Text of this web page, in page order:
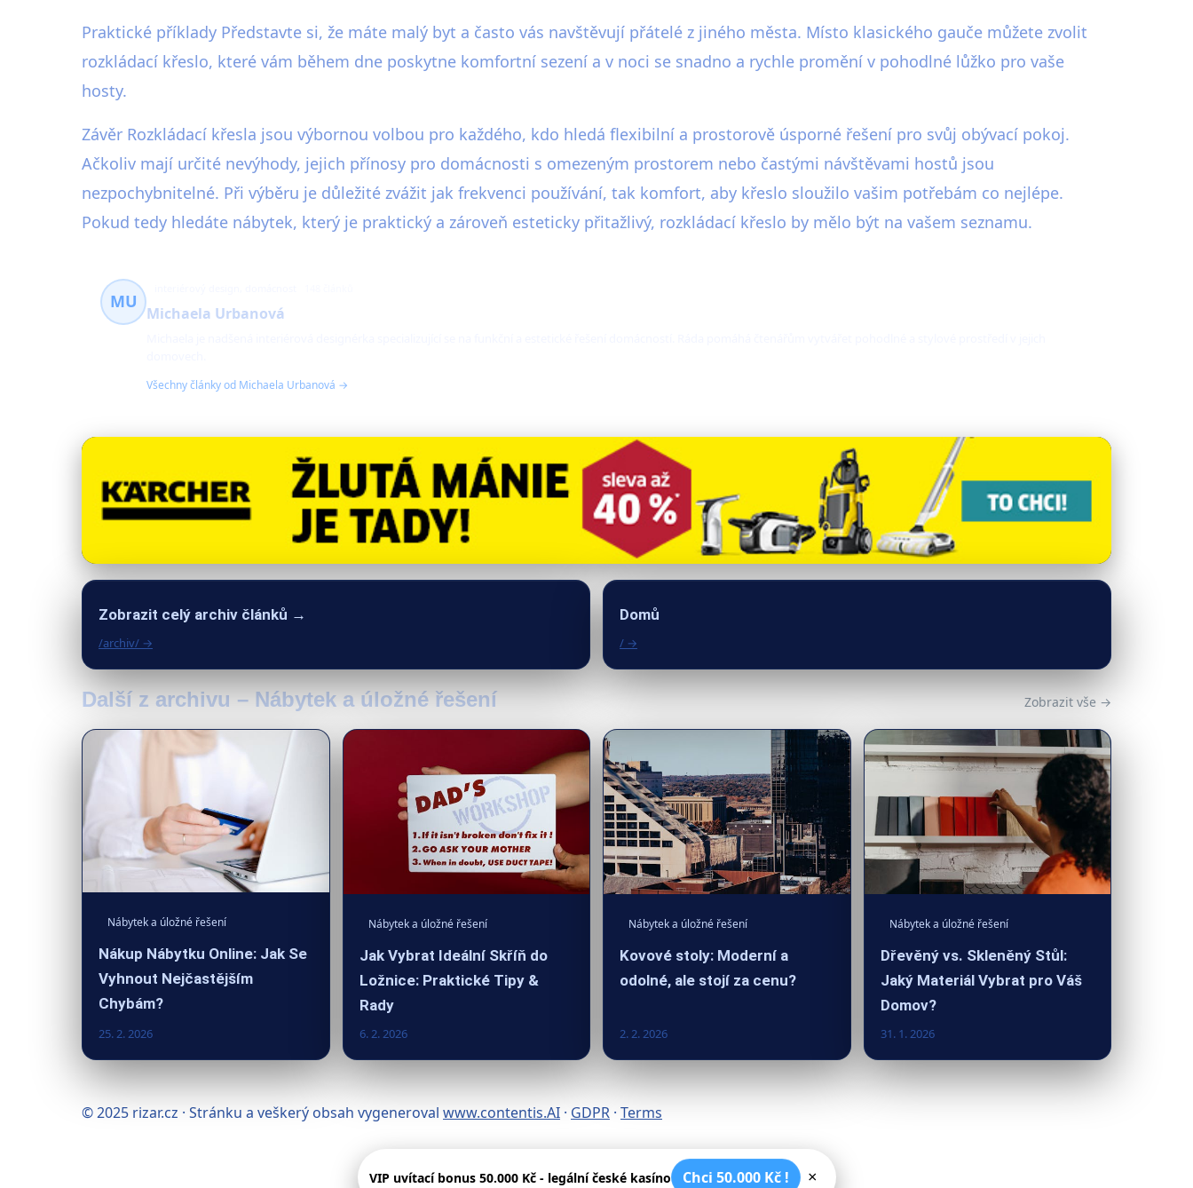
Praktické příklady Představte si, že máte malý byt a často vás navštěvují přátelé z jiného města. Místo klasického gauče můžete zvolit
rozkládací křeslo, které vám během dne poskytne komfortní sezení a v noci se snadno a rychle promění v pohodlné lůžko pro vaše
hosty.
Závěr Rozkládací křesla jsou výbornou volbou pro každého, kdo hledá flexibilní a prostorově úsporné řešení pro svůj obývací pokoj.
Ačkoliv mají určité nevýhody, jejich přínosy pro domácnosti s omezeným prostorem nebo častými návštěvami hostů jsou
nezpochybnitelné. Při výběru je důležité zvážit jak frekvenci používání, tak komfort, aby křeslo sloužilo vašim potřebám co nejlépe.
Pokud tedy hledáte nábytek, který je praktický a zároveň esteticky přitažlivý, rozkládací křeslo by mělo být na vašem seznamu.
MU
Michaela Urbanová
Všechny články od Michaela Urbanová →
Zobrazit celý archiv článků →
/archiv/ →
Domů
/ →
Další z archivu – Nábytek a úložné řešení Zobrazit vše →
Nábytek a úložné řešení
Nákup Nábytku Online: Jak Se
Vyhnout Nejčastějším
Chybám?
25. 2. 2026
Nábytek a úložné řešení
Jak Vybrat Ideální Skříň do
Ložnice: Praktické Tipy &
Rady
6. 2. 2026
Nábytek a úložné řešení
Kovové stoly: Moderní a
odolné, ale stojí za cenu?
2. 2. 2026
Nábytek a úložné řešení
Dřevěný vs. Skleněný Stůl:
Jaký Materiál Vybrat pro Váš
Domov?
31. 1. 2026
© 2025 rizar.cz · Stránku a veškerý obsah vygeneroval www.contentis.AI · GDPR · Terms
VIP uvítací bonus 50.000 Kč - legální české kasíno Chci 50.000 Kč ! ×